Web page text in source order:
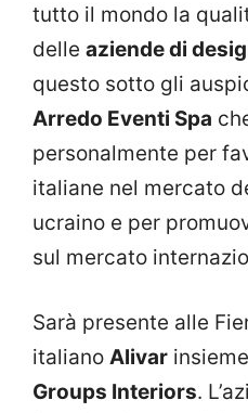
tutto il mondo la
delle aziende di
questo sotto gli
Arredo Eventi Spa
personalmente per
italiane nel mercato
ucraino e per
sul mercato
Sarà presente alle
italiano Alivar
Groups Interiors.